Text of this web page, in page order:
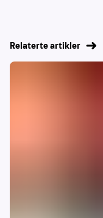
Relaterte artikler